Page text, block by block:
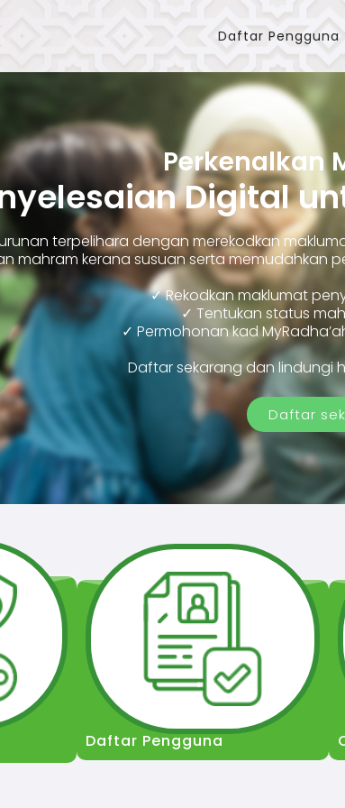
Daftar Pengguna
Perkenalkan
Digital
terpelihara dengan merekodkan
mahram kerana susuan serta memudahkan
✓ Rekodkan maklumat
✓ Tentukan status
✓ Permohonan kad
Daftar sekarang dan lindungi
Daftar
Daftar Pengguna